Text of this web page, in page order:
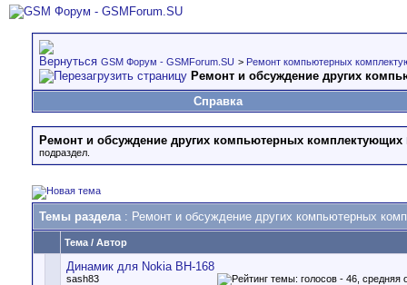
GSM Форум - GSMForum.SU > Ремонт компьютерных
Ремонт и обсуждение других
Справка
Ремонт и обсуждение других компьютерных комплектующих
подраздел.
Темы раздела: Ремонт и обсуждение других компьютерных
Тема / Автор
Динамик для Nokia BH-168
sash83